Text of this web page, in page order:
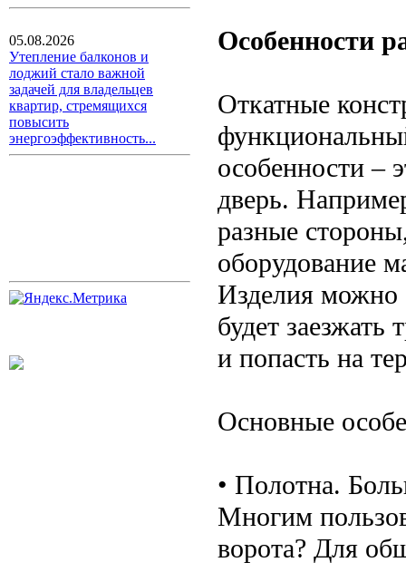
05.08.2026
Утепление балконов и
лоджий стало важной
задачей для владельцев
квартир, стремящихся
повысить
энергоэффективность...
Особенности
Откатные
особенности –
дверь.
разные
оборудование
Изделия можно
будет
и попасть на
Основные
• Полотна.
Многим
ворота? Для